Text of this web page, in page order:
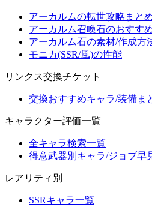
アーカルムの転世攻略まと
アーカルム召喚石のおすす
アーカルム石の素材/作成方
モニカ(SSR/風)の性能
リンクス交換チケット
交換おすすめキャラ/装備ま
キャラクター評価一覧
全キャラ検索一覧
得意武器別キャラ/ジョブ早
レアリティ別
SSRキャラ一覧